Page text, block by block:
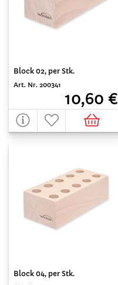
Block 02, per Stk.
Art. Nr. 200341
10,60 €
Block 04, per Stk.